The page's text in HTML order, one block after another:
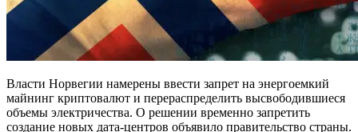
Власти Норвегии намерены ввести запрет на энергоемкий
майнинг криптовалют и перераспределить высвободившиеся
объемы электричества. О решении временно запретить
создание новых дата-центров объявило правительство страны.